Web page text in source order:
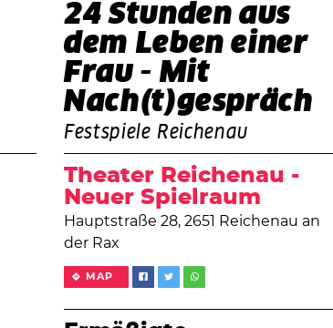
24 Stunden aus
dem Leben einer
Frau - Mit
Nach(t)gespräch
Festspiele Reichenau
Theater Reichenau -
Neuer Spielraum
Hauptstraße 28, 2651 Reichenau an
der Rax
MAP